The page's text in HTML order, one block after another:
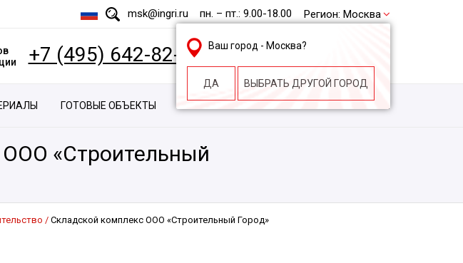
msk@ingri.ru пн. – пт.: 9.00-18.00 Регион: Москва
Ваш город - Москва?
ДА ВЫБРАТЬ ДРУГОЙ ГОРОД
+7 (495) 642-82-62
ГОТОВЫЕ ОБЪЕКТЫ
«Строительный
Складской комплекс ООО «Строительный Город»